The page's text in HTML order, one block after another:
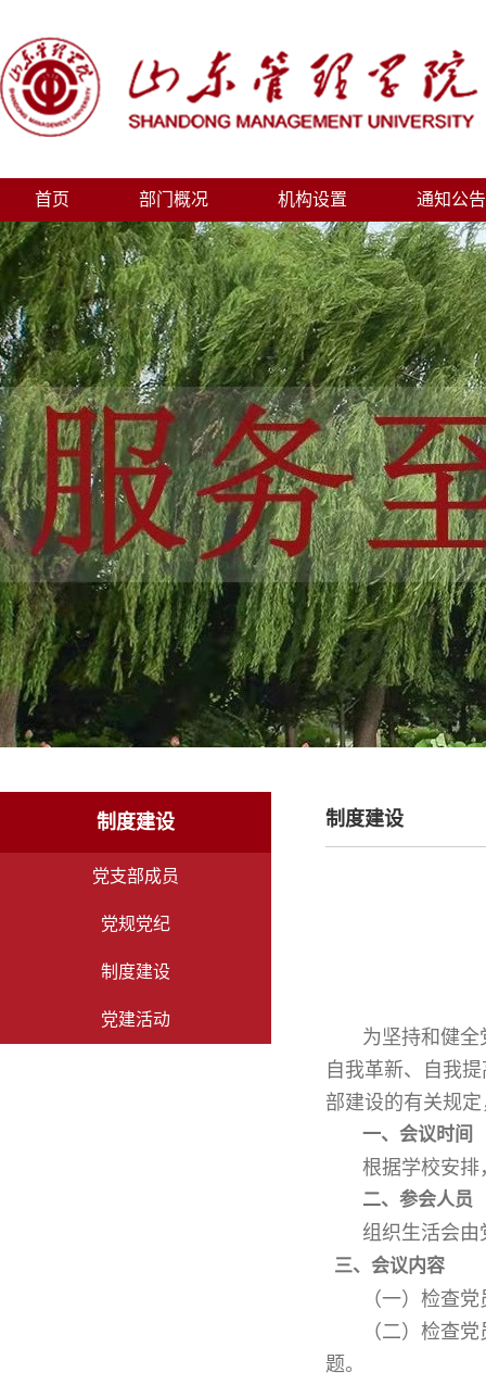
首页 部门概况 机构设置 通知公
制度建设
党支部成员
党规党纪
制度建设
党建活动
制度建设
为坚持和健
自我革新、自我
部建设的有关规
一、会议时间
根据学校安排
二、参会人员
组织生活会
三、会议内容
（一）检查
（二）检查
题。